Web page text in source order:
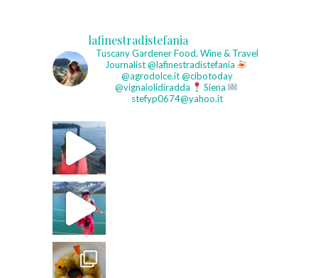
lafinestradistefania
Tuscany GardenerFood, Wine & Travel
Journalist@lafinestradistefania
@agrodolce.it @cibotoday
@vignaiolidiradda
Siena
stefyp0674@yahoo.it